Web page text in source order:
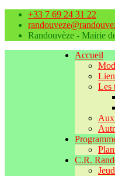
+33 7 69 24 31 22
Randouvèze - Mairie
Accueil
Les
Aux
C.R.